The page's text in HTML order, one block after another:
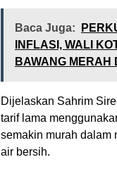
Baca Juga:
INFLASI, WALI
BAWANG
Dijelaskan Sahrim
tarif lama
semakin murah dalam
air bersih.